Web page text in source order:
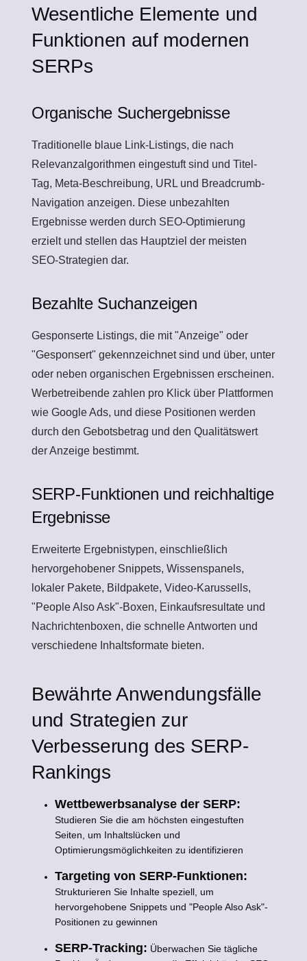
Wesentliche Elemente und
Funktionen auf modernen
SERPs
Organische Suchergebnisse
Traditionelle blaue Link-Listings, die nach
Relevanzalgorithmen eingestuft sind und Titel-
Tag, Meta-Beschreibung, URL und Breadcrumb-
Navigation anzeigen. Diese unbezahlten
Ergebnisse werden durch SEO-Optimierung
erzielt und stellen das Hauptziel der meisten
SEO-Strategien dar.
Bezahlte Suchanzeigen
Gesponserte Listings, die mit "Anzeige" oder
"Gesponsert" gekennzeichnet sind und über, unter
oder neben organischen Ergebnissen erscheinen.
Werbetreibende zahlen pro Klick über Plattformen
wie Google Ads, und diese Positionen werden
durch den Gebotsbetrag und den Qualitätswert
der Anzeige bestimmt.
SERP-Funktionen und reichhaltige
Ergebnisse
Erweiterte Ergebnistypen, einschließlich
hervorgehobener Snippets, Wissenspanels,
lokaler Pakete, Bildpakete, Video-Karussells,
"People Also Ask"-Boxen, Einkaufsresultate und
Nachrichtenboxen, die schnelle Antworten und
verschiedene Inhaltsformate bieten.
Bewährte Anwendungsfälle
und Strategien zur
Verbesserung des SERP-
Rankings
Wettbewerbsanalyse der SERP:
Studieren Sie die am höchsten eingestuften
Seiten, um Inhaltslücken und
Optimierungsmöglichkeiten zu identifizieren
Targeting von SERP-Funktionen:
Strukturieren Sie Inhalte speziell, um
hervorgehobene Snippets und "People Also Ask"-
Positionen zu gewinnen
SERP-Tracking: Überwachen Sie tägliche